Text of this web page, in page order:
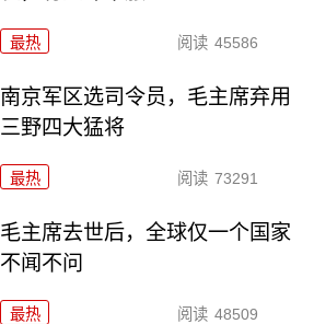
最热 阅读 45586
南京军区选司令员，毛主席弃用
三野四大猛将
最热 阅读 73291
毛主席去世后，全球仅一个国家
不闻不问
最热 阅读 48509